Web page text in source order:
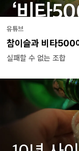
유튜브
참이슬과 비타500
실패할 수 없는 조합